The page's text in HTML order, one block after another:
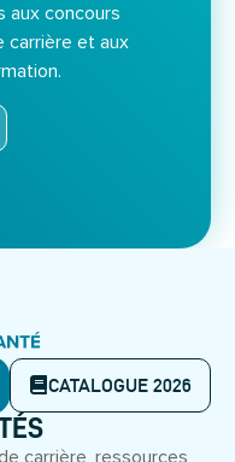
aux concours
carrière et aux
CATALOGUE 2026
carrière, ressources